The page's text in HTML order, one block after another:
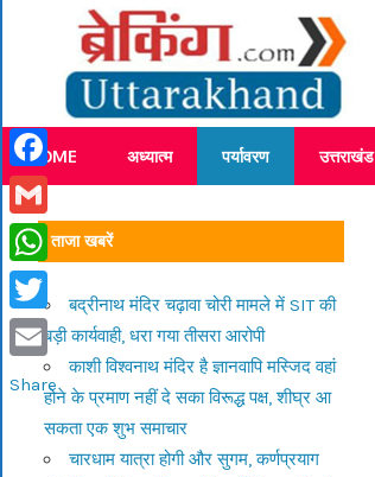
content
Breaking News Uttarakhand
HOME अध्यात्म पर्यावरण उत्तराखंड
ताजा खबरें
बद्रीनाथ मंदिर चढ़ावा चोरी मामले में SIT की
बड़ी कार्यवाही, धरा गया तीसरा आरोपी
काशी विश्वनाथ मंदिर है ज्ञानवापि मस्जिद वहां
होने के प्रमाण नहीं दे सका विरूद्ध पक्ष, शीघ्र आ
सकता एक शुभ समाचार
चारधाम यात्रा होगी और सुगम, कर्णप्रयाग
Facebook
Gmail
WhatsApp
Twitter
Email
Share